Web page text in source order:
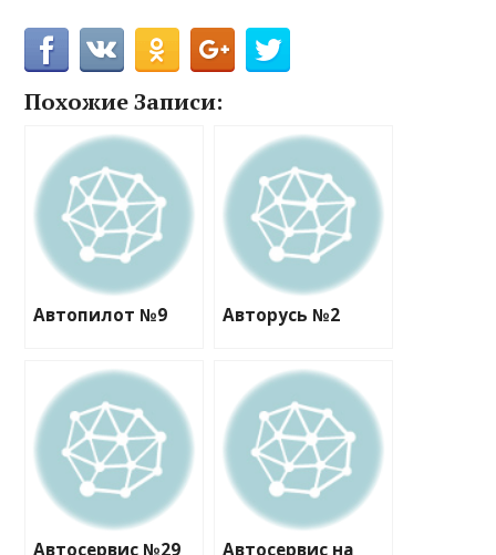
Похожие Записи:
Автопилот №9 Авторусь №2
Автосервис №29 Автосервис на